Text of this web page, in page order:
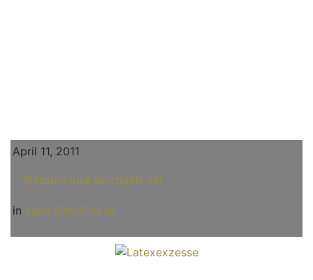
April 11, 2011
Atemlos und arschgefickt!
in Lady Christina M.